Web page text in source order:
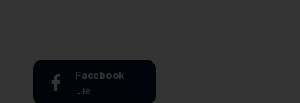
Facebook
Like